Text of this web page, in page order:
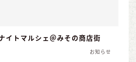
イトマルシェ＠みその商店街
お知らせ